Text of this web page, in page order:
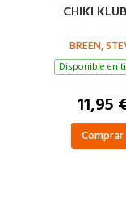
CHIKI
BREEN,
Disponible en
11,95
Comprar